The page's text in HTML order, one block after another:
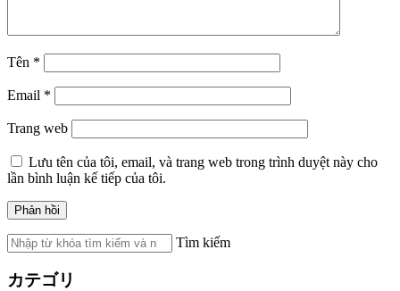
Tên *
Email *
Trang web
Lưu tên của tôi, email, và trang web trong trình duyệt này cho
lần bình luận kế tiếp của tôi.
Tìm kiếm
カテゴリ